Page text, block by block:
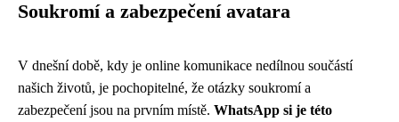
Soukromí a zabezpečení avatara
V dnešní době, kdy je online komunikace nedílnou součástí
našich životů, je pochopitelné, že otázky soukromí a
zabezpečení jsou na prvním místě. WhatsApp si je této